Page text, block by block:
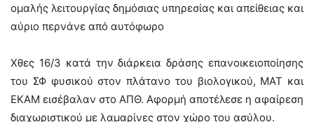
ομαλής λειτουργίας δημόσιας υπηρεσίας και απείθειας και
αύριο περνάνε από αυτόφωρο
Χθες 16/3 κατά την διάρκεια δράσης επανοικειοποίησης
του ΣΦ φυσικού στον πλάτανο του βιολογικού, ΜΑΤ και
ΕΚΑΜ εισέβαλαν στο ΑΠΘ. Αφορμή αποτέλεσε η αφαίρεση
διαχωριστικού με λαμαρίνες στον χώρο του ασύλου.